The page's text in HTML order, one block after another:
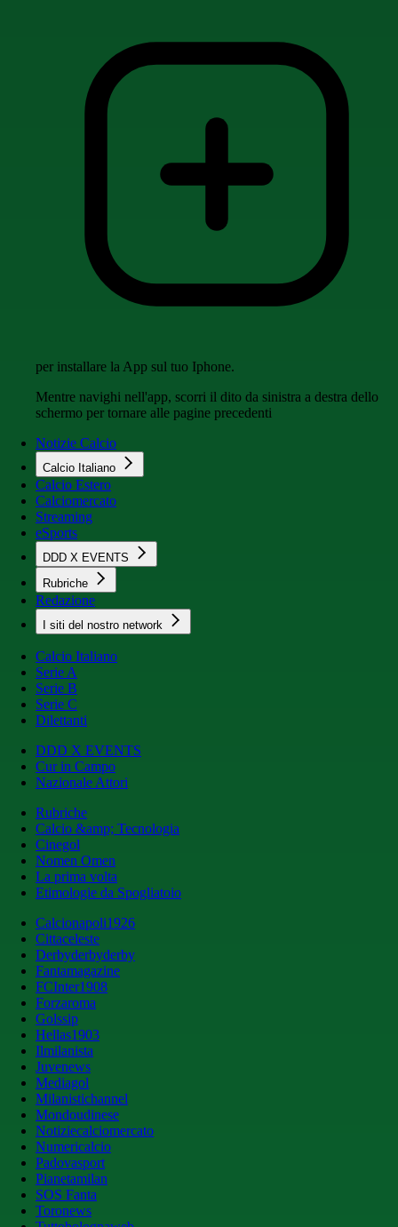
per installare la App sul tuo Iphone.
Mentre navighi nell'app, scorri il dito da sinistra a destra dello
schermo per tornare alle pagine precedenti
Notizie Calcio
Calcio Italiano
Calcio Estero
Calciomercato
Streaming
eSports
DDD X EVENTS
Rubriche
Redazione
I siti del nostro network
Calcio Italiano
Serie A
Serie B
Serie C
Dilettanti
DDD X EVENTS
Cur in Campo
Nazionale Attori
Rubriche
Calcio &amp; Tecnologia
Cinegol
Nomen Omen
La prima volta
Etimologie da Spogliatoio
Calcionapoli1926
Cittaceleste
Derbyderbyderby
Fantamagazine
FCInter1908
Forzaroma
Golssip
Hellas1903
Ilmilanista
Juvenews
Mediagol
Milanistichannel
Mondoudinese
Notiziecalciomercato
Numericalcio
Padovasport
Pianetamilan
SOS Fanta
Toronews